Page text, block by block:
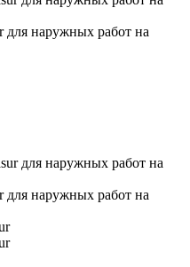
для наружных работ на
для наружных работ на